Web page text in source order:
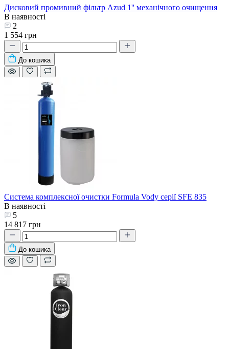
Дисковий промивний фільтр Azud 1'' механічного очищення
В наявності
2
1 554 грн
До кошика
Система комплексної очистки Formula Vody серії SFE 835
В наявності
5
14 817 грн
До кошика